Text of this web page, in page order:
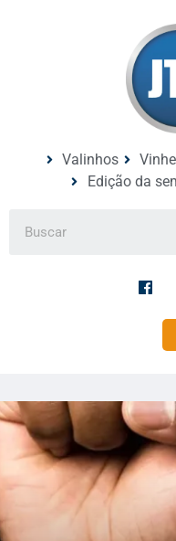
Valinhos
Edição da